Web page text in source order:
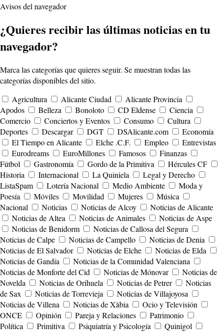
Avisos del navegador
¿Quieres recibir las últimas noticias en tu
navegador?
Marca las categorías que quieres seguir. Se muestran todas las
categorías disponibles del sitio.
Agricultura
Alicante Ciudad
Alicante Provincia
Apodos
Belleza Bonoloto CD Eldense
Ciencia
Comercio
Conciertos y Eventos Consumo
Cultura
Deportes
Descargar DGT DSAlicante.com
Economía
El Tiempo en Alicante
Elche .C.F. Empleo
Entrevistas
Eurodreams
EuroMillones Famosos
Finanzas
Fútbol
Gastronomía Gordo de la Primitiva
Hércules CF
Historia
Internacional La Quiniela
Legal y Derecho
ListaSpam
Lotería Nacional Medio Ambiente
Moda y
Poesía
Móviles Movilidad Mujeres
Música
Nacional
Noticias Noticias de Alcoy
Noticias de Alicante
Noticias de Altea
Noticias de Animales
Noticias de Aspe
Noticias de Benidorm
Noticias de Callosa del Segura
Noticias de Calpe
Noticias de Campello
Noticias de Denia
Noticias de El Salvador
Noticias de Elche
Noticias de Elda
Noticias de Gandía
Noticias de la Comunidad Valenciana
Noticias de Monforte del Cid
Noticias de Mónovar
Noticias de
Novelda
Noticias de Orihuela Noticias de Petrer
Noticias
de Sax
Noticias de Torrevieja
Noticias de Villajoyosa
Noticias de Villena
Noticias de Xàbia
Ocio y Televisión
ONCE
Opinión Pareja y Relaciones
Patrimonio
Política
Primitiva Psiquiatría y Psicología
Quinigol